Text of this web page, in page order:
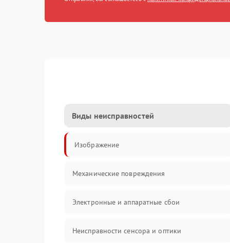
Виды неисправностей
Изображение
Механические повреждения
Электронные и аппаратные сбои
Неисправности сенсора и оптики